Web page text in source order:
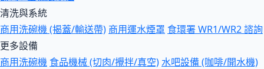
清洗與系統
商用洗碗機 (揭蓋/輸送帶) 商用運水煙罩 食環署 WR1/WR2 諮詢
更多設備
商用洗碗機 食品機械 (切肉/攪拌/真空)水吧設備 (咖啡/開水機)